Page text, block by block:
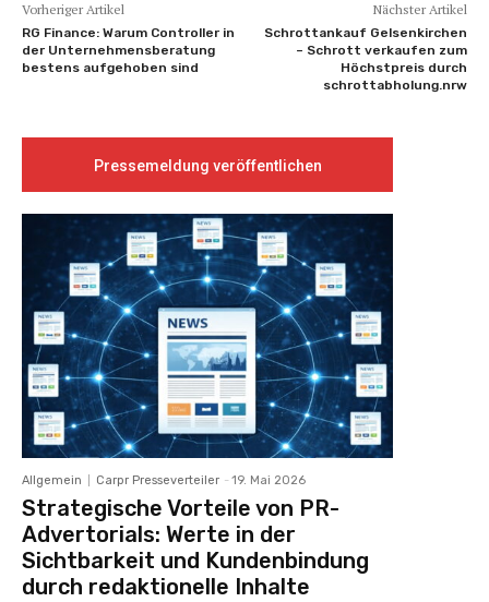
Vorheriger Artikel
RG Finance: Warum Controller in
der Unternehmensberatung
bestens aufgehoben sind
Nächster Artikel
Schrottankauf Gelsenkirchen
– Schrott verkaufen zum
Höchstpreis durch
schrottabholung.nrw
Pressemeldung veröffentlichen
Allgemein Carpr Presseverteiler - 19. Mai 2026
Strategische Vorteile von PR-
Advertorials: Werte in der
Sichtbarkeit und Kundenbindung
durch redaktionelle Inhalte